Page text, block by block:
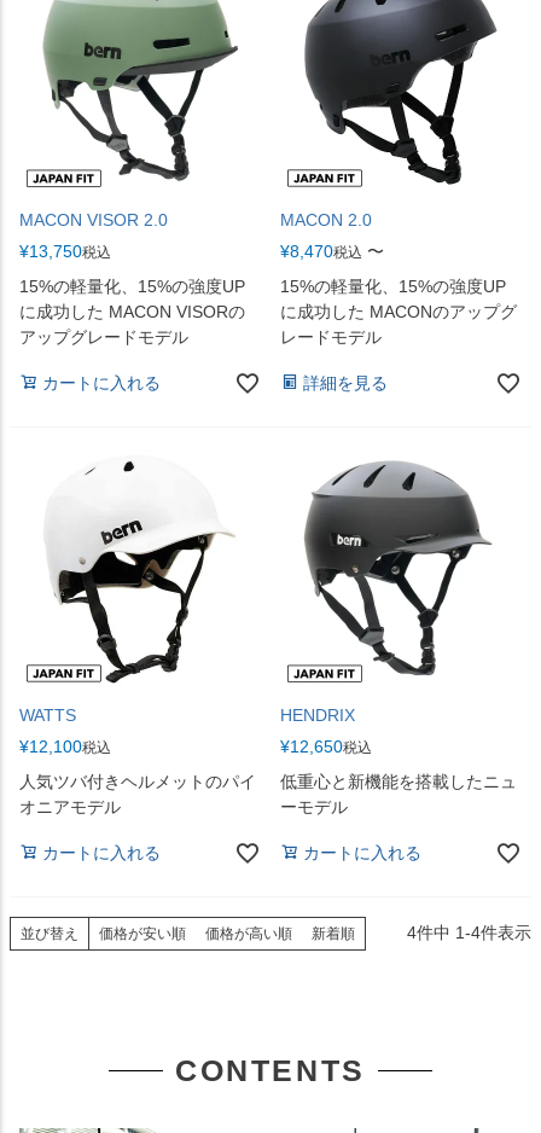
MACON VISOR 2.0
¥13,750税込
15%の軽量化、15%の強度UP
に成功した MACON VISORの
アップグレードモデル
カートに入れる
MACON 2.0
¥8,470税込 〜
15%の軽量化、15%の強度UP
に成功した MACONのアップグ
レードモデル
詳細を見る
WATTS
¥12,100税込
人気ツバ付きヘルメットのパイ
オニアモデル
カートに入れる
HENDRIX
¥12,650税込
低重心と新機能を搭載したニュ
ーモデル
カートに入れる
並び替え 価格が安い順 価格が高い順 新着順 4件中 1-4件表示
CONTENTS